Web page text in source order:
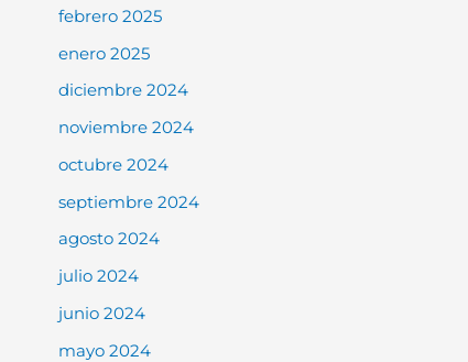
febrero 2025
enero 2025
diciembre 2024
noviembre 2024
octubre 2024
septiembre 2024
agosto 2024
julio 2024
junio 2024
mayo 2024